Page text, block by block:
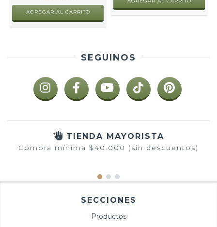
AGREGAR AL CARRITO
SEGUINOS
TIENDA MAYORISTA
Compra mínima $40.000 (sin descuentos)
SECCIONES
Productos